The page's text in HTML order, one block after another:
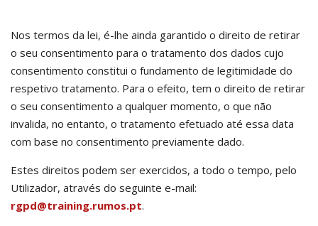
Nos termos da lei, é-lhe ainda garantido o direito de retirar
o seu consentimento para o tratamento dos dados cujo
consentimento constitui o fundamento de legitimidade do
respetivo tratamento. Para o efeito, tem o direito de retirar
o seu consentimento a qualquer momento, o que não
invalida, no entanto, o tratamento efetuado até essa data
com base no consentimento previamente dado.
Estes direitos podem ser exercidos, a todo o tempo, pelo
Utilizador, através do seguinte e-mail:
rgpd@training.rumos.pt.